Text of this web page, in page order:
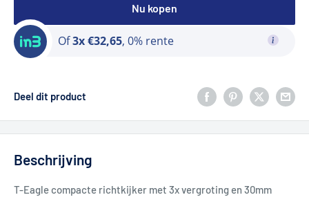
Nu kopen
Of3x €32,65, 0% rente
Deel dit product
Beschrijving
T-Eagle compacte richtkijker met 3x vergroting en 30mm